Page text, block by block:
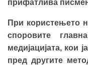
прифатлива
При користењето
споровите
медијацијата, кои
преддругите